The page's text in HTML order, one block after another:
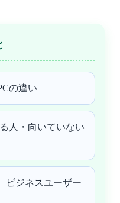
の違い
人・向いていない
ビジネスユーザー